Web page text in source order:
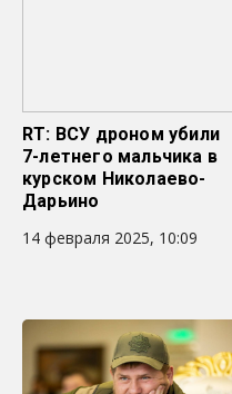
RT: ВСУ дроном убили
7-летнего мальчика в
курском Николаево-
Дарьино
14 февраля 2025, 10:09